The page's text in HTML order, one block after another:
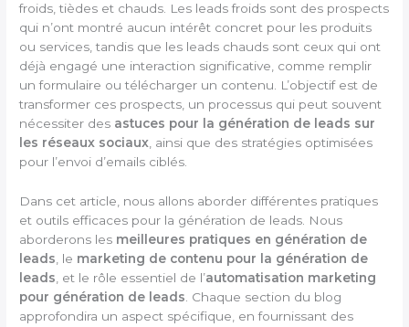
froids, tièdes et chauds. Les leads froids sont des prospects
qui n’ont montré aucun intérêt concret pour les produits
ou services, tandis que les leads chauds sont ceux qui ont
déjà engagé une interaction significative, comme remplir
un formulaire ou télécharger un contenu. L’objectif est de
transformer ces prospects, un processus qui peut souvent
nécessiter des astuces pour la génération de leads sur
les réseaux sociaux, ainsi que des stratégies optimisées
pour l’envoi d’emails ciblés.
Dans cet article, nous allons aborder différentes pratiques
et outils efficaces pour la génération de leads. Nous
aborderons les meilleures pratiques en génération de
leads , le marketing de contenu pour la génération de
leads , et le rôle essentiel de l’automatisation marketing
pour génération de leads . Chaque section du blog
approfondira un aspect spécifique, en fournissant des